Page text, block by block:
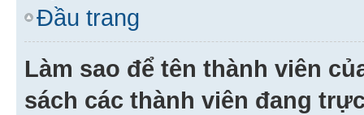
Đầu trang
Làm sao để tên thành viên
sách các thành viên đang